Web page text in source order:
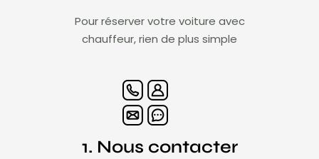
Pour réserver votre voiture avec
chauffeur, rien de plus simple
1. Nous contacter